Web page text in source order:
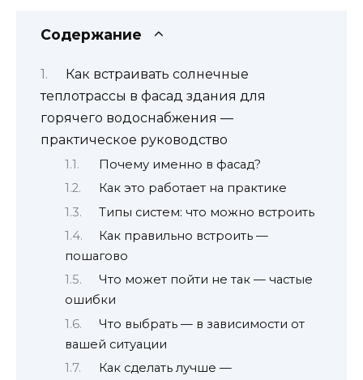
Содержание
Как встраивать солнечные
теплотрассы в фасад здания для
горячего водоснабжения —
практическое руководство
Почему именно в фасад?
Как это работает на практике
Типы систем: что можно встроить
Как правильно встроить —
пошагово
Что может пойти не так — частые
ошибки
Что выбрать — в зависимости от
вашей ситуации
Как сделать лучше —